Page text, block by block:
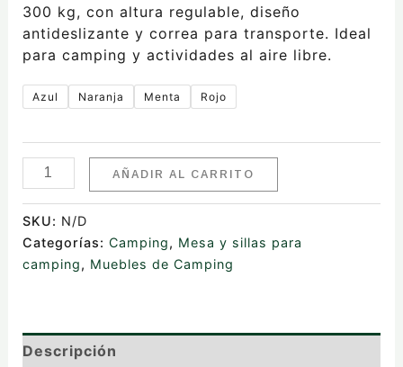
300 kg, con altura regulable, diseño
antideslizante y correa para transporte. Ideal
para camping y actividades al aire libre.
Azul Naranja Menta Rojo
AÑADIR AL CARRITO
SKU: N/D
Categorías: Camping, Mesa y sillas para
camping, Muebles de Camping
Descripción